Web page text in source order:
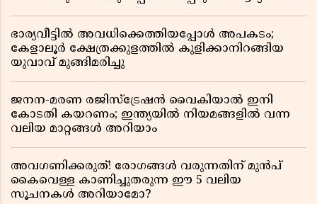
ഭാര്യവീട്ടിൽ അവധിക്കെത്തിയപ്പോൾ അപകടം;
കേളാലൂർ ക്ഷേത്രക്കുളത്തിൽ കുളിക്കാനിറങ്ങിയ
യുവാവ് മുങ്ങിമരിച്ചു
ജനന-മരണ രജിസ്ട്രേഷൻ വൈകിയാൽ ഇനി
കോടതി കയറണം; ഇന്ത്യയിൽ നിയമങ്ങളിൽ വന്ന
വലിയ മാറ്റങ്ങൾ അറിയാം
അവഗണിക്കരുത്! രോഗങ്ങൾ വരുന്നതിന് മുൻപ്
കൈവെള്ള കാണിച്ചുതരുന്ന ഈ 5 വലിയ
സൂചനകൾ അറിയാമോ?